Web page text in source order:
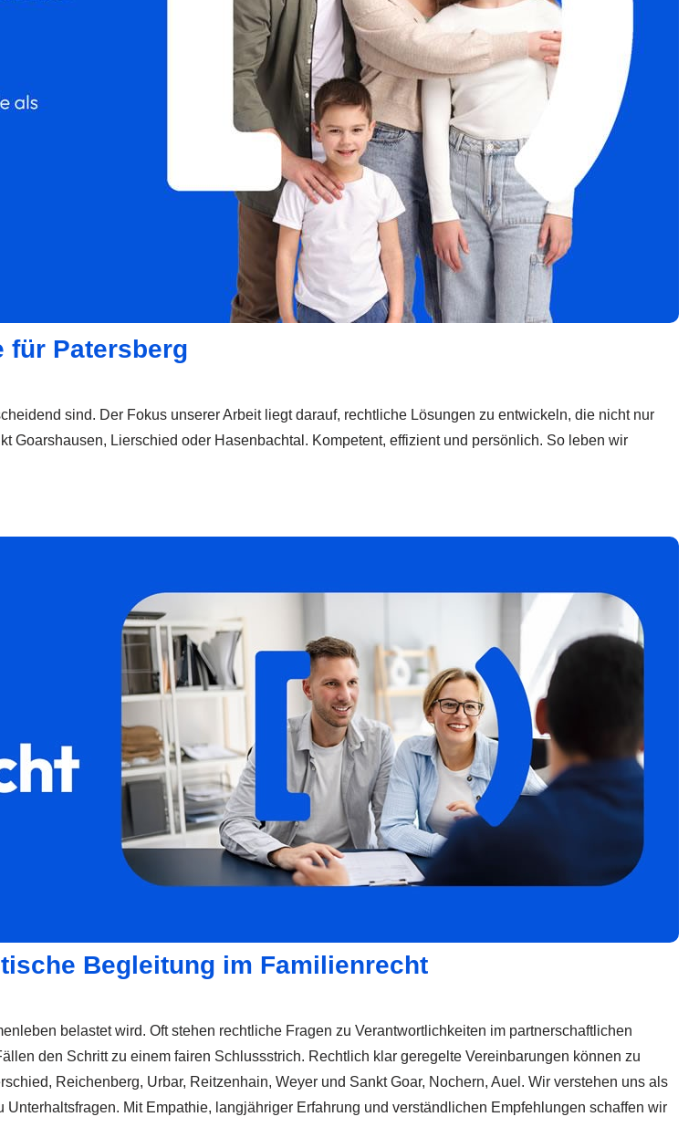
für Patersberg
sind. Der Fokus unserer Arbeit liegt darauf, rechtliche Lösungen zu entwickeln, die nicht nur
Goarshausen, Lierschied oder Hasenbachtal. Kompetent, effizient und persönlich. So leben wir
Begleitung im Familienrecht
belastet wird. Oft stehen rechtliche Fragen zu Verantwortlichkeiten im partnerschaftlichen
den Schritt zu einem fairen Schlussstrich. Rechtlich klar geregelte Vereinbarungen können zu
Reichenberg, Urbar, Reitzenhain, Weyer und Sankt Goar, Nochern, Auel. Wir verstehen uns als
Mit Empathie, langjähriger Erfahrung und verständlichen Empfehlungen schaffen wir